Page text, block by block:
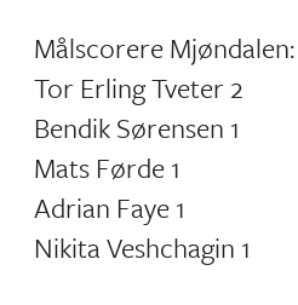
Målscorere Mjøndalen:
Tor Erling Tveter 2
Bendik Sørensen 1
Mats Førde 1
Adrian Faye 1
Nikita Veshchagin 1